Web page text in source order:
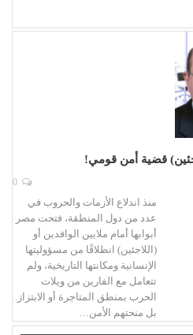
قضية أمن قومي!
منذ اندلاع الأزمات والحروب في
عدد من دول المنطقة، فتحت مصر
أبوابها أمام ملايين الوافدين أو
(اللاجئين) انطلاقًا من مسؤوليتها
الإنسانية ومكانتها التاريخية، ولم
تتعامل مع الفارين من ويلات
الحرب بمنطق المتاجرة أو الابتزاز.
بل منحتهم الأمن…